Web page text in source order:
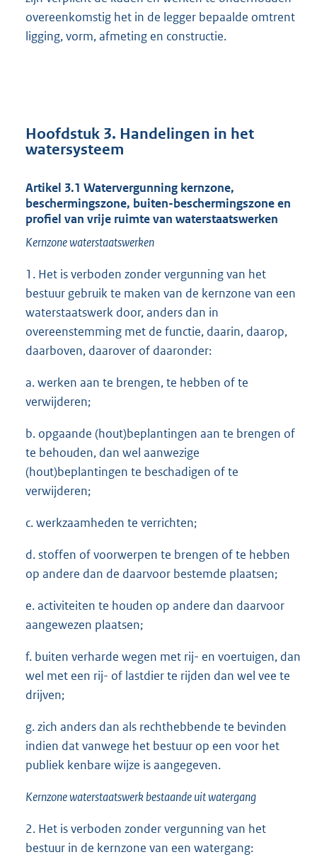
overeenkomstig het in de legger bepaalde omtrent
ligging, vorm, afmeting en constructie.
Hoofdstuk 3. Handelingen in het
watersysteem
Artikel 3.1 Watervergunning kernzone,
beschermingszone, buiten-beschermingszone en
profiel van vrije ruimte van waterstaatswerken
Kernzone waterstaatswerken
1. Het is verboden zonder vergunning van het
bestuur gebruik te maken van de kernzone van een
waterstaatswerk door, anders dan in
overeenstemming met de functie, daarin, daarop,
daarboven, daarover of daaronder:
a. werken aan te brengen, te hebben of te
verwijderen;
b. opgaande (hout)beplantingen aan te brengen of
te behouden, dan wel aanwezige
(hout)beplantingen te beschadigen of te
verwijderen;
c. werkzaamheden te verrichten;
d. stoffen of voorwerpen te brengen of te hebben
op andere dan de daarvoor bestemde plaatsen;
e. activiteiten te houden op andere dan daarvoor
aangewezen plaatsen;
f. buiten verharde wegen met rij- en voertuigen, dan
wel met een rij- of lastdier te rijden dan wel vee te
drijven;
g. zich anders dan als rechthebbende te bevinden
indien dat vanwege het bestuur op een voor het
publiek kenbare wijze is aangegeven.
Kernzone waterstaatswerk bestaande uit watergang
2. Het is verboden zonder vergunning van het
bestuur in de kernzone van een watergang: